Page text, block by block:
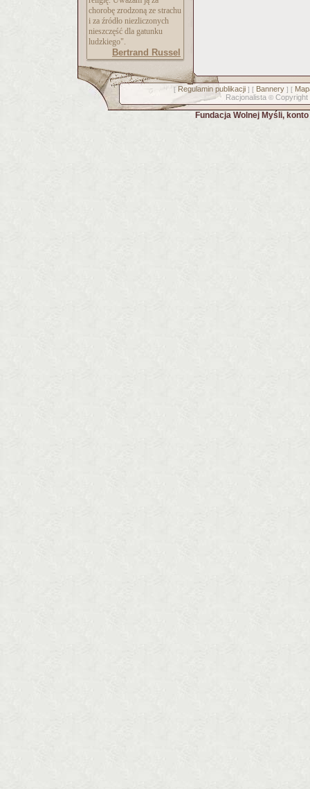
chorobę zrodzoną ze strachu
i za źródło niezliczonych
nieszczęść dla gatunku
ludzkiego".
Bertrand Russel
[ Regulamin publikacji] [ Bannery] [
Racjonalista © Copyright
Fundacja Wolnej Myśli,